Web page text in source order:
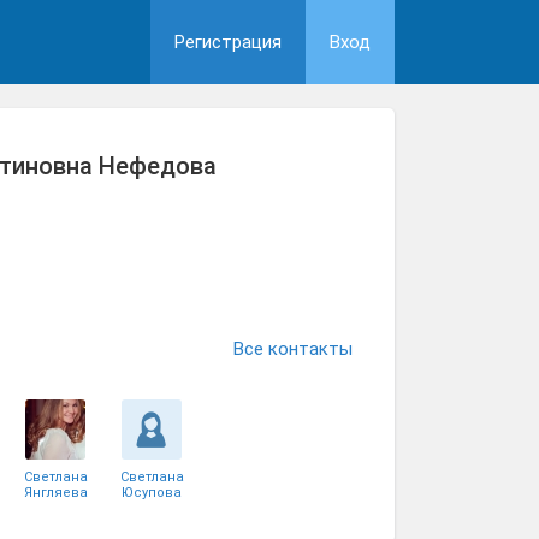
Регистрация Вход
Нефедова
Все контакты
Светлана
Янгляева
Светлана
Юсупова